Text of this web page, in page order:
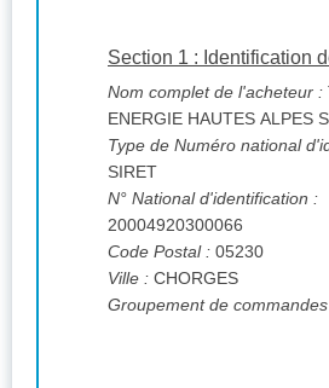
Section 1 : Identification
Nom complet de l'acheteur :
ENERGIE HAUTES ALPES
Type de Numéro national
SIRET
N° National d'identification :
20004920300066
Code Postal : 05230
Ville : CHORGES
Groupement de